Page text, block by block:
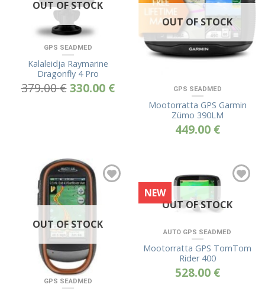
OUT OF STOCK
GPS SEADMED
Kalaleidja Raymarine
Dragonfly 4 Pro
379.00€ 330.00 €
OUT OF STOCK
GPS SEADMED
Mootorratta GPS Garmin
Zümo 390LM
449.00 €
OUT OF STOCK
GPS SEADMED
OUT OF STOCK
AUTO GPS SEADMED
Mootorratta GPS TomTom
Rider 400
528.00 €
NEW